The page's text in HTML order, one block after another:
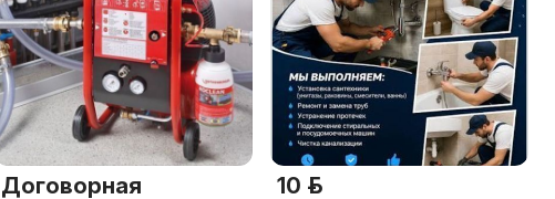
Договорная 10 р.